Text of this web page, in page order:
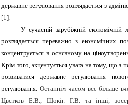
державне регулювання розглядається з
[1].
У сучасній зарубіжній економічній
розглядається переважно з економічних
концентрується в основному на
Крім того, акцентується увага на тому, що з
розвиватися державне регулювання
регулювання.Останнім часом все більше
Цвєтков В.В., Щокін Г.В. та інші,